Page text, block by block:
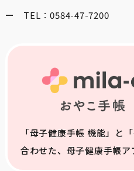
ー TEL：0584-47-7200
「母子健康手帳 機能」と
合わせた、母子健康手帳ア